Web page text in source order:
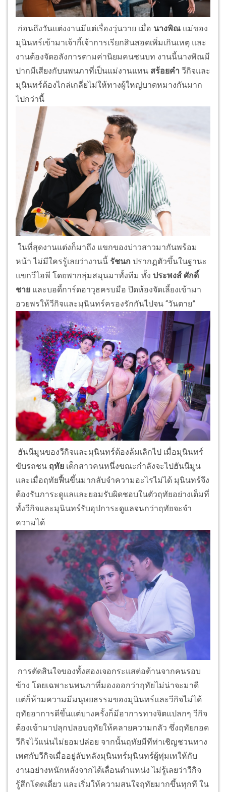
ก่อนถึงวันแต่งงานมีแต่เรื่องวุ่นวาย เมื่อ นางพิณ แม่ของ
มุนินทร์เข้ามาเจ้ากี้เจ้าการเรียกสินสอดเพิ่มเกินเหตุ และ
งานต้องจัดอลังการตามค่านิยมคนชนบท งานนี้นางพิณมี
ปากมีเสียงกับนพนภาที่เป็นแม่งานแทน สร้อยคำ วีกิจและ
มุนินทร์ต้องไกล่เกลี่ยไม่ให้ทางผู้ใหญ่บาดหมางกันมาก
ไปกว่านี้
ในที่สุดงานแต่งก็มาถึง แขกของบ่าวสาวมากันพร้อม
หน้า ไม่มีใครรู้เลยว่างานนี้ รัชนก ปรากฏตัวขึ้นในฐานะ
แขกวีไอพี โดยพากลุ่มสมุนมาทั้งทีม ทั้ง ประพงส์ ศักดิ์
ชาย และบอดี้การ์ดอาวุธครบมือ ปิดห้องจัดเลี้ยงเข้ามา
อวยพรให้วีกิจและมุนินทร์ครองรักกันไปจน “วันตาย”
ฮันนีมูนของวีกิจและมุนินทร์ต้องล้มเลิกไป เมื่อมุนินทร์
ขับรถชน ฤทัย เด็กสาวคนหนึ่งขณะกำลังจะไปฮันนีมูน
และเมื่อฤทัยฟื้นขึ้นมากลับจำความอะไรไม่ได้ มุนินทร์จึง
ต้องรับภาระดูแลและยอมรับผิดชอบในตัวฤทัยอย่างเต็มที่
ทั้งวีกิจและมุนินทร์รับอุปการะดูแลจนกว่าฤทัยจะจำ
ความได้
การตัดสินใจของทั้งสองเจอกระแสต่อต้านจากคนรอบ
ข้าง โดยเฉพาะนพนภาที่มองออกว่าฤทัยไม่น่าจะมาดี
แต่ก็ห้ามความมีมนุษยธรรมของมุนินทร์และวีกิจไม่ได้
ฤทัยอาการดีขึ้นแต่บางครั้งก็มีอาการทางจิตแปลกๆ วีกิจ
ต้องเข้ามาปลุกปลอบฤทัยให้คลายความกลัว ซึ่งฤทัยกอด
วีกิจไว้แน่นไม่ยอมปล่อย จากนั้นฤทัยมีทีท่าเชิญชวนทาง
เพศกับวีกิจเมื่ออยู่ลับหลังมุนินทร์มุนินทร์ผู้ทุ่มเทให้กับ
งานอย่างหนักหลังจากได้เลื่อนตำแหน่ง ไม่รู้เลยว่าวีกิจ
รู้สึกโดดเดี่ยว และเริ่มให้ความสนใจฤทัยมากขึ้นทุกที ใน